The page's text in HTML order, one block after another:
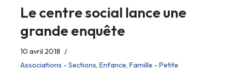
Le centre social lance une
grande enquête
10 avril 2018
Associations - Sections, Enfance, Famille - Petite